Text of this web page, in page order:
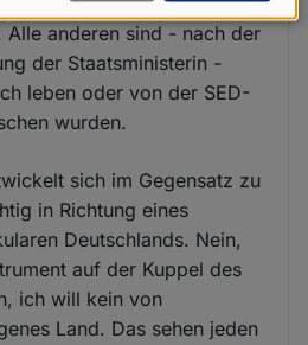
Alle anderen sind - nach der
der Staatsministerin -
leben oder von der SED-
wurden.
sich im Gegensatz zu
in Richtung eines
Deutschlands. Nein,
auf der Kuppel des
ich will kein von
Land. Das sehen jeden